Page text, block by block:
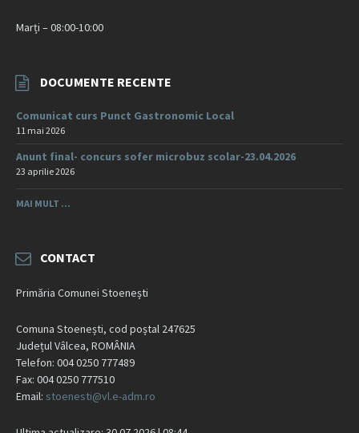
Marți – 08:00-10:00
DOCUMENTE RECENTE
Comunicat curs Punct Gastronomic Local
11 mai 2026
Anunt final- concurs sofer microbuz scolar-23.04.2026
23 aprilie 2026
MAI MULT ...
CONTACT
Primăria Comunei Stoenești
Comuna Stoenești, cod poștal 247625
Județul Vâlcea, ROMÂNIA
Telefon: 004 0250 777489
Fax: 004 0250 777510
Email: stoenesti@vl.e-adm.ro